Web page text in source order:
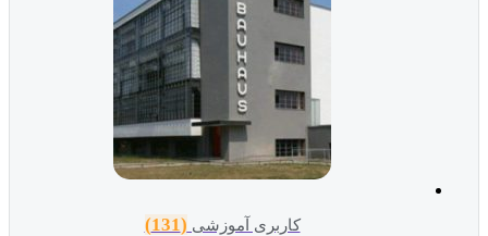
کاربری آموزشی (131)